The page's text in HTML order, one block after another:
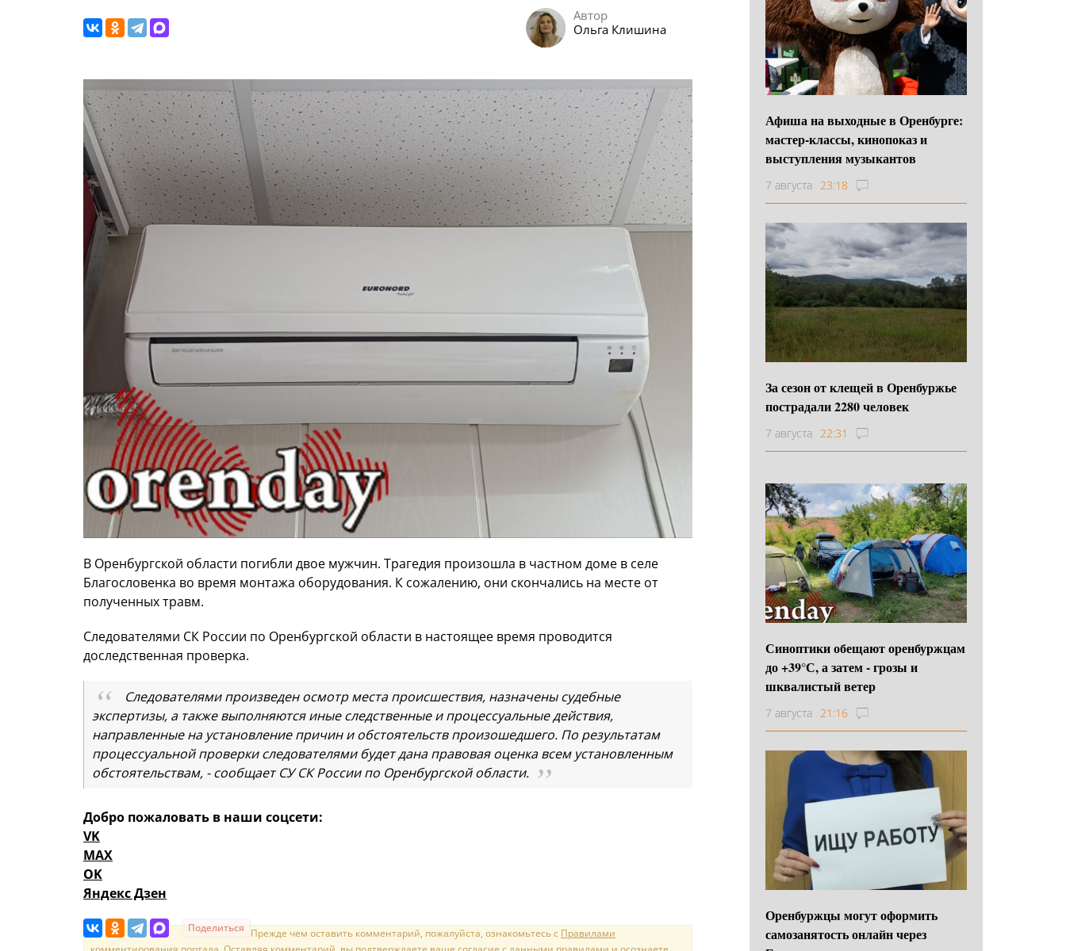
Автор
Ольга Клишина
В Оренбургской области погибли двое мужчин. Трагедия произошла в частном доме в селе
Благословенка во время монтажа оборудования. К сожалению, они скончались на месте от
полученных травм.
Следователями СК России по Оренбургской области в настоящее время проводится
доследственная проверка.
Следователями произведен осмотр места происшествия, назначены судебные
экспертизы, а также выполняются иные следственные и процессуальные действия,
направленные на установление причин и обстоятельств произошедшего. По результатам
процессуальной проверки следователями будет дана правовая оценка всем установленным
обстоятельствам, - сообщает СУ СК России по Оренбургской области.
Добро пожаловать в наши соцсети:
VK
MAX
OK
Яндекс Дзен
Поделиться Прежде чем оставить комментарий, пожалуйста, ознакомьтесь с Правилами
Афиша на выходные в Оренбурге:
мастер-классы, кинопоказ и
выступления музыкантов
7 августа 23:18
За сезон от клещей в Оренбуржье
пострадали 2280 человек
7 августа 22:31
Синоптики обещают оренбуржцам
до +39°С, а затем - грозы и
шквалистый ветер
7 августа 21:16
Оренбуржцы могут оформить
самозанятость онлайн через